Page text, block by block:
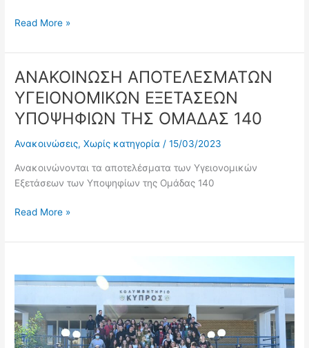
Read More »
ΑΝΑΚΟΙΝΩΣΗ ΑΠΟΤΕΛΕΣΜΑΤΩΝ
ΥΓΕΙΟΝΟΜΙΚΩΝ ΕΞΕΤΑΣΕΩΝ
ΥΠΟΨΗΦΙΩΝ ΤΗΣ ΟΜΑΔΑΣ 140
Ανακοινώσεις,Χωρίς κατηγορία /15/03/2023
Ανακοινώνονται τα αποτελέσματα των Υγειονομικών
Εξετάσεων των Υποψηφίων της Ομάδας 140
ΑΝΑΚΟΙΝΩΣΗ
ΑΠΟΤΕΛΕΣΜΑΤΩΝ
ΥΓΕΙΟΝΟΜΙΚΩΝ
ΕΞΕΤΑΣΕΩΝ
ΤΗΣ
ΟΜΑΔΑΣ
140
Read More »
στην
του
2ου
ΓΕΛ